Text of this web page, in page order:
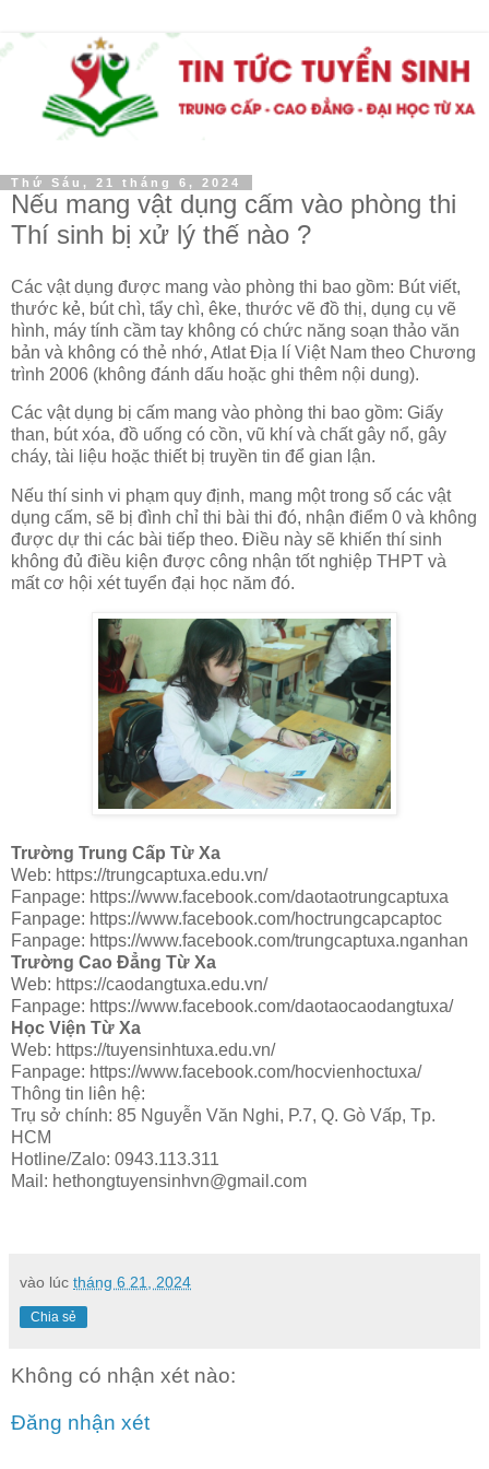
Thứ Sáu, 21 tháng 6, 2024
Nếu mang vật dụng cấm vào phòng thi
Thí sinh bị xử lý thế nào ?
Các vật dụng được mang vào phòng thi bao gồm: Bút viết,
thước kẻ, bút chì, tẩy chì, êke, thước vẽ đồ thị, dụng cụ vẽ
hình, máy tính cầm tay không có chức năng soạn thảo văn
bản và không có thẻ nhớ, Atlat Địa lí Việt Nam theo Chương
trình 2006 (không đánh dấu hoặc ghi thêm nội dung).
Các vật dụng bị cấm mang vào phòng thi bao gồm: Giấy
than, bút xóa, đồ uống có cồn, vũ khí và chất gây nổ, gây
cháy, tài liệu hoặc thiết bị truyền tin để gian lận.
Nếu thí sinh vi phạm quy định, mang một trong số các vật
dụng cấm, sẽ bị đình chỉ thi bài thi đó, nhận điểm 0 và không
được dự thi các bài tiếp theo. Điều này sẽ khiến thí sinh
không đủ điều kiện được công nhận tốt nghiệp THPT và
mất cơ hội xét tuyển đại học năm đó.
Trường Trung Cấp Từ Xa
Web: https://trungcaptuxa.edu.vn/
Fanpage: https://www.facebook.com/daotaotrungcaptuxa
Fanpage: https://www.facebook.com/hoctrungcapcaptoc
Fanpage: https://www.facebook.com/trungcaptuxa.nganhan
Trường Cao Đẳng Từ Xa
Web: https://caodangtuxa.edu.vn/
Fanpage: https://www.facebook.com/daotaocaodangtuxa/
Học Viện Từ Xa
Web: https://tuyensinhtuxa.edu.vn/
Fanpage: https://www.facebook.com/hocvienhoctuxa/
Thông tin liên hệ:
Trụ sở chính: 85 Nguyễn Văn Nghi, P.7, Q. Gò Vấp, Tp.
HCM
Hotline/Zalo: 0943.113.311
Mail: hethongtuyensinhvn@gmail.com
vào lúc tháng 6 21, 2024
Chia sẻ
Không có nhận xét nào:
Đăng nhận xét